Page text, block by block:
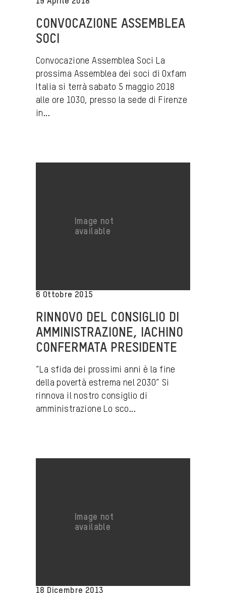
CONVOCAZIONE ASSEMBLEA
SOCI
Convocazione Assemblea Soci La
prossima Assemblea dei soci di Oxfam
Italia si terrà sabato 5 maggio 2018
alle ore 1030, presso la sede di Firenze
in...
6 Ottobre 2015
RINNOVO DEL CONSIGLIO DI
AMMINISTRAZIONE, IACHINO
CONFERMATA PRESIDENTE
“La sfida dei prossimi anni è la fine
della povertà estrema nel 2030” Si
rinnova il nostro consiglio di
amministrazione Lo sco...
18 Dicembre 2013